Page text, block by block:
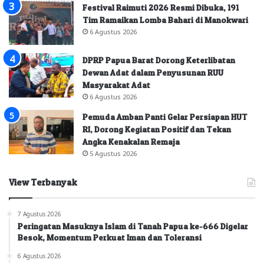
Festival Raimuti 2026 Resmi Dibuka, 191
Tim Ramaikan Lomba Bahari di Manokwari
6 Agustus 2026
DPRP Papua Barat Dorong Keterlibatan
Dewan Adat dalam Penyusunan RUU
Masyarakat Adat
6 Agustus 2026
Pemuda Amban Panti Gelar Persiapan HUT
RI, Dorong Kegiatan Positif dan Tekan
Angka Kenakalan Remaja
5 Agustus 2026
View Terbanyak
7 Agustus 2026
Peringatan Masuknya Islam di Tanah Papua ke-666 Digelar
Besok, Momentum Perkuat Iman dan Toleransi
6 Agustus 2026